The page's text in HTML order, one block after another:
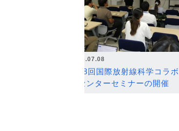
2026.07.08
第18回国際放射線科学コラ
ンセンターセミナーの開催